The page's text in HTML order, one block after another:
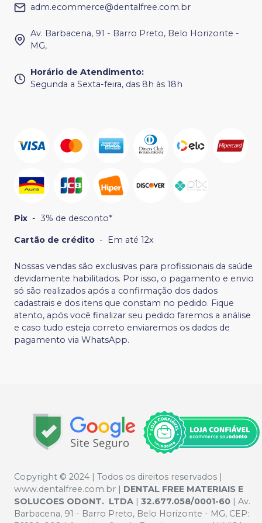
adm.ecommerce@dentalfree.com.br
Av. Barbacena, 91 - Barro Preto, Belo Horizonte -
MG,
Horário de Atendimento:
Segunda a Sexta-feira, das 8h às 18h
Pix - 3% de desconto*
Cartão de crédito - Em até 12x
Nossas vendas são exclusivas para profissionais da saúde
devidamente habilitados. Por isso, o pagamento e envio
só são realizados após a confirmação dos dados
cadastrais e dos itens que constam no pedido. Fique
atento, após você finalizar seu pedido faremos a análise
e caso tudo esteja correto enviaremos os dados de
pagamento via WhatsApp.
Copyright © 2024 | Todos os direitos reservados |
www.dentalfree.com.br | DENTAL FREE MATERIAIS E
SOLUCOES ODONT. LTDA
32.677.058/0001-60
| Av.
Barbacena, 91 - Barro Preto, Belo Horizonte - MG, CEP: